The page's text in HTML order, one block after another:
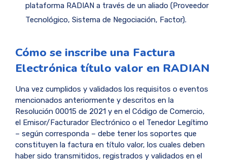
plataforma RADIAN a través de un aliado (Proveedor
Tecnológico, Sistema de Negociación, Factor).
Cómo se inscribe una Factura
Electrónica título valor en RADIAN
Una vez cumplidos y validados los requisitos o eventos
mencionados anteriormente y descritos en la
Resolución 00015 de 2021 y en el Código de Comercio,
el Emisor/Facturador Electrónico o el Tenedor Legítimo
– según corresponda – debe tener los soportes que
constituyen la factura en título valor, los cuales deben
haber sido transmitidos, registrados y validados en el